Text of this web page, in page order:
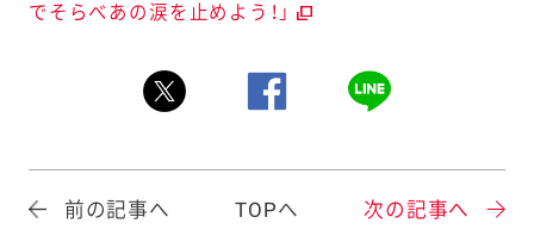
でそらべあの涙を止めよう！」
前の記事へ TOPへ 次の記事へ